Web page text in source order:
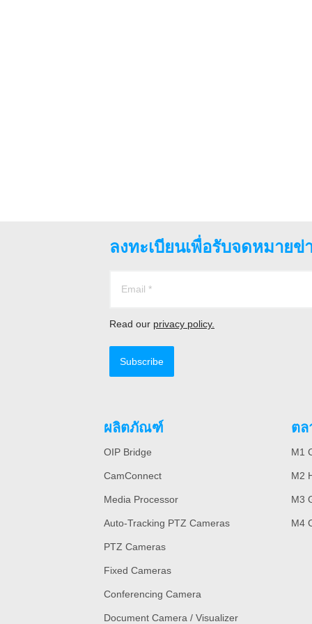
ลงทะเบียนเพื่อรับจดหมาย
Read our privacy policy.
Subscribe
ผลิตภัณฑ์
OIP Bridge
CamConnect
Media Processor
Auto-Tracking PTZ Cameras
PTZ Cameras
Fixed Cameras
Conferencing Camera
Document Camera / Visualizer
ต
M1
M2
M3
M4